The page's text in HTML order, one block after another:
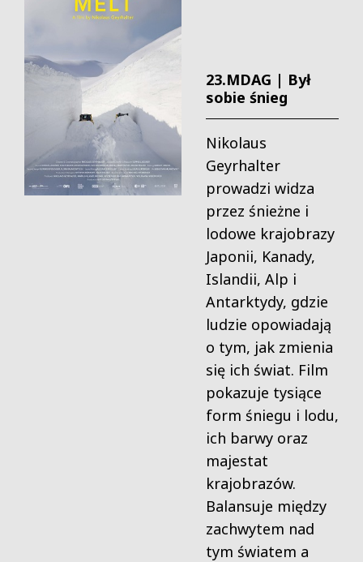
23.MDAG | Był
sobie śnieg
Nikolaus
Geyrhalter
prowadzi widza
przez śnieżne i
lodowe krajobrazy
Japonii, Kanady,
Islandii, Alp i
Antarktydy, gdzie
ludzie opowiadają
o tym, jak zmienia
się ich świat. Film
pokazuje tysiące
form śniegu i lodu,
ich barwy oraz
majestat
krajobrazów.
Balansuje między
zachwytem nad
tym światem a